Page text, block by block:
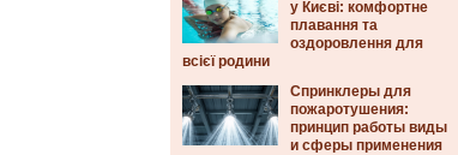
у Києві: комфортне
плавання та
оздоровлення для
всієї родини
Спринклеры для
пожаротушения:
принцип работы виды
и сферы применения